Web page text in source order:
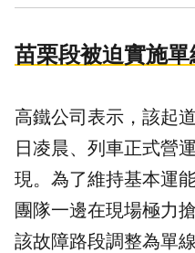
苗栗段被迫實施單
高鐵公司表示，該起
日凌晨、列車正式營
現。為了維持基本運
團隊一邊在現場極力
該故障路段調整為單